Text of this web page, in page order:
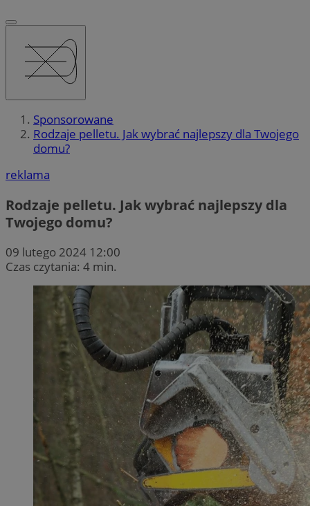
Sponsorowane
Rodzaje pelletu. Jak wybrać najlepszy dla Twojego
domu?
reklama
Rodzaje pelletu. Jak wybrać najlepszy dla
Twojego domu?
09 lutego 2024 12:00
Czas czytania: 4 min.